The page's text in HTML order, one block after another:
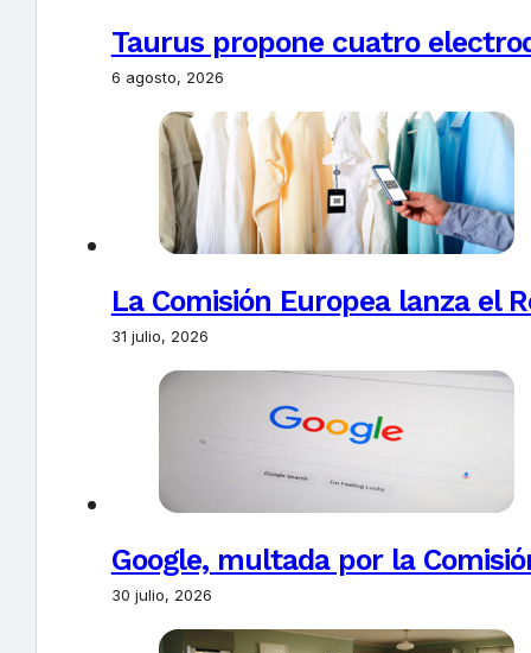
Taurus propone cuatro
6 agosto, 2026
La Comisión Europea lanza el
31 julio, 2026
Google, multada por la
30 julio, 2026